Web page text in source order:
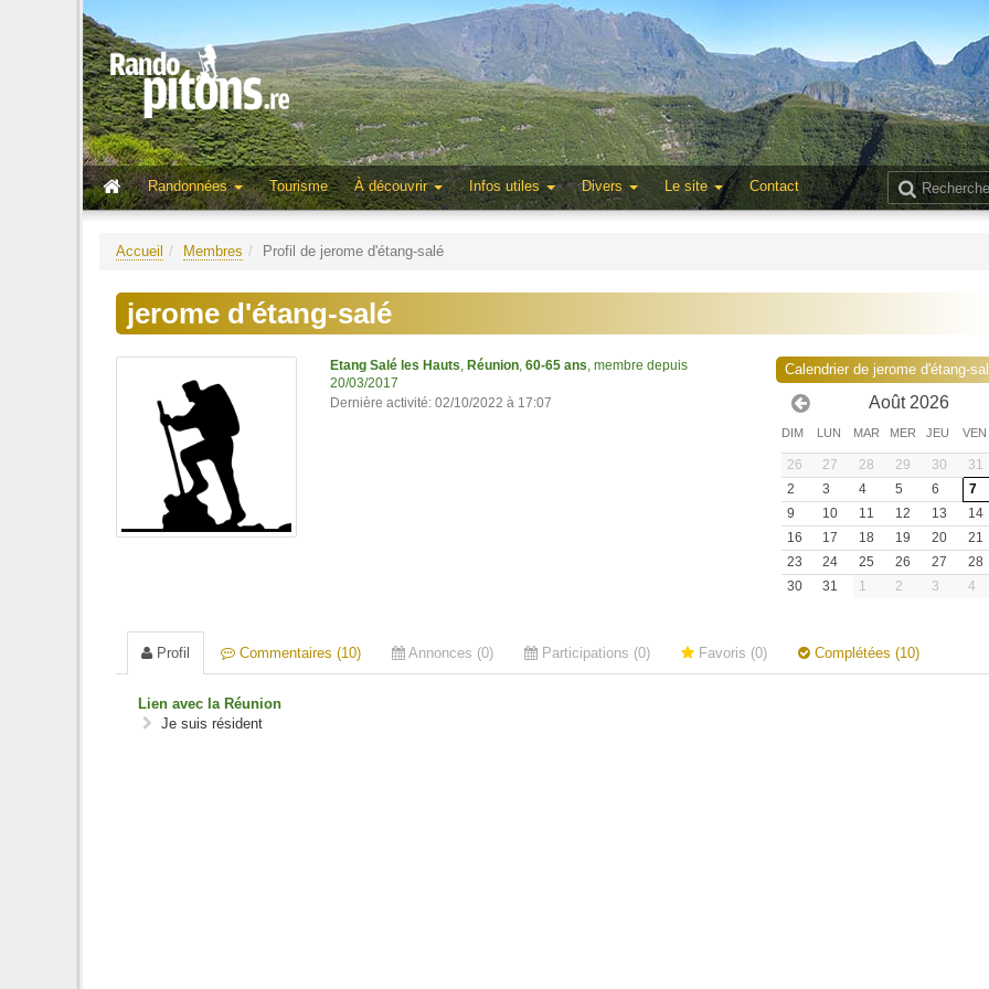
Randonnées
Tourisme À découvrir Infos utiles Divers Le site Contact
Accueil Membres Profil de jerome d'étang-salé
jerome d'étang-salé
Etang Salé les Hauts Réunion 60-65 ans , membre depuis
20/03/2017
Dernière activité: 02/10/2022 à 17:07
Calendrier de jerome d'étang-
Août 2026
DIM LUN MAR MER JEU VEN
26 27 28 29 30 31
2
3 4 5 6 7
9
10 11 12 13 14
16
17 18 19 20 21
23
24 25 26 27 28
30
31 1 2 3 4
Profil Commentaires (10) Annonces (0) Participations (0) Favoris (0) Complétées (10)
Lien avec la Réunion
Je suis résident